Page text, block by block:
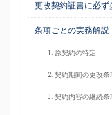
更改契約証書に必
条項ごとの実務解説
1. 原契約の特定
2. 契約期間の更改条
3. 契約内容の継続条